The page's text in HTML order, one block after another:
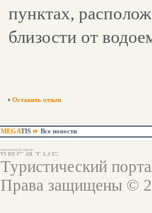
пунктах,
близости от
Оставить отзыв
MEGATIS Все новости
Туристический
Права защищены ©